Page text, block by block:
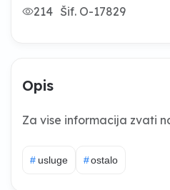
214 Šif. O-17829
Opis
Za vise informacija zvati
# usluge #ostalo